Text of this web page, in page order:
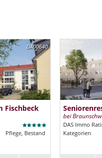
DA00640
Fischbeck
Pflege, Bestand
bei
DAS Immo
Kategorien